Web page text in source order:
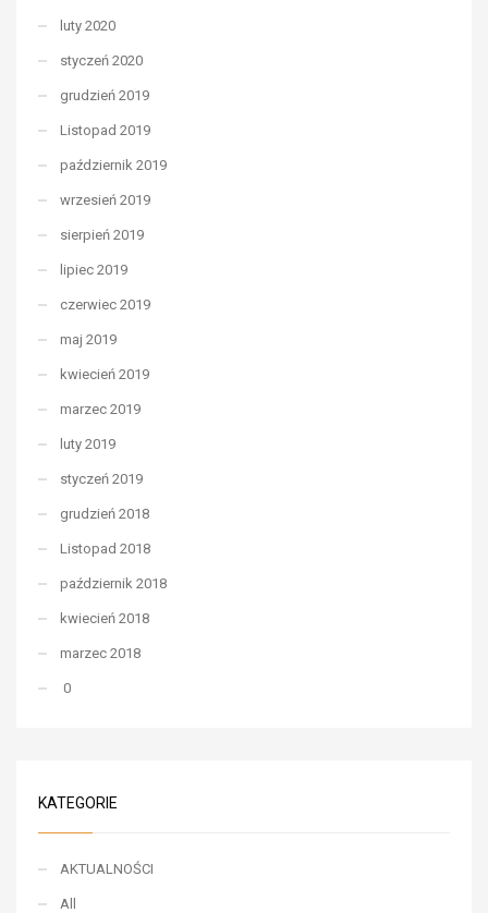
luty 2020
styczeń 2020
grudzień 2019
Listopad 2019
październik 2019
wrzesień 2019
sierpień 2019
lipiec 2019
czerwiec 2019
maj 2019
kwiecień 2019
marzec 2019
luty 2019
styczeń 2019
grudzień 2018
Listopad 2018
październik 2018
kwiecień 2018
marzec 2018
0
KATEGORIE
AKTUALNOŚCI
All